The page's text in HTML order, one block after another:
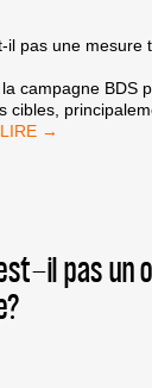
il pas une mesure
campagne BDS
cibles,
LE
il pas un